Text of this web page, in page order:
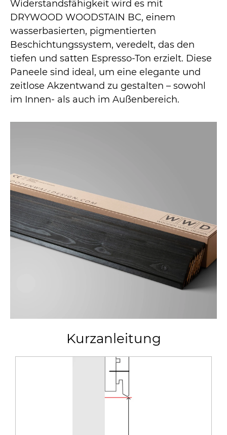
Widerstandsfähigkeit wird es mit
DRYWOOD WOODSTAIN BC, einem
wasserbasierten, pigmentierten
Beschichtungssystem, veredelt, das den
tiefen und satten Espresso-Ton erzielt. Diese
Paneele sind ideal, um eine elegante und
zeitlose Akzentwand zu gestalten – sowohl
im Innen- als auch im Außenbereich.
Kurzanleitung